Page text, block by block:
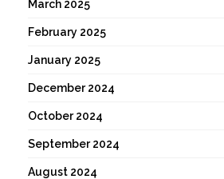
March 2025
February 2025
January 2025
December 2024
October 2024
September 2024
August 2024